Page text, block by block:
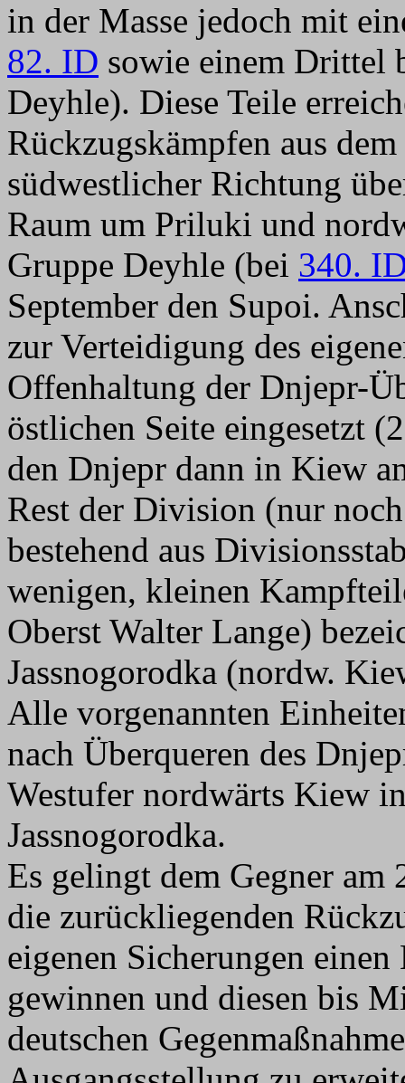
in der Masse jedoch mit
82. ID sowie einem Drittel
Deyhle). Diese Teile
Rückzugskämpfen aus
südwestlicher Richtung
Raum um Priluki und
Gruppe Deyhle (bei 340.
September den Supoi.
zur Verteidigung des
Offenhaltung der Dnjepr-
östlichen Seite eingesetzt
den Dnjepr dann in Kiew
Rest der Division (nur
bestehend aus
wenigen, kleinen
Oberst Walter Lange)
Jassnogorodka (nordw.
Alle vorgenannten
nach Überqueren des
Westufer nordwärts Kiew
Jassnogorodka.
Es gelingt dem Gegner am
die zurückliegenden
eigenen Sicherungen
gewinnen und diesen bis
deutschen